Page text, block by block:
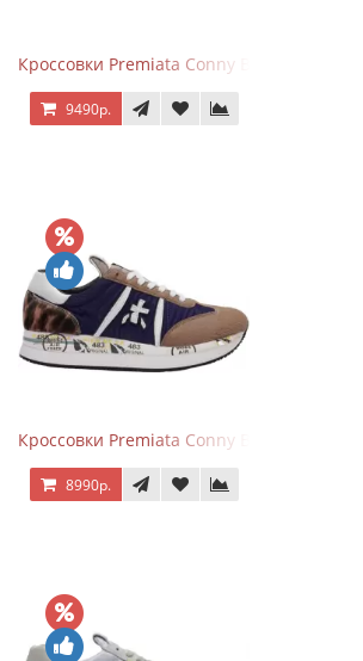
Кроссовки Premiata Conny Black
9490р.
Кроссовки Premiata Conny Blue Brown
8990р.